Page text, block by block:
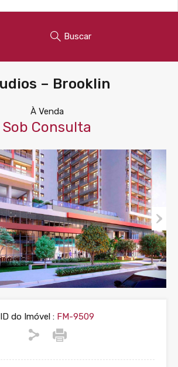
Buscar
– Brooklin
À Venda
Sob Consulta
ID do Imóvel :FM-9509